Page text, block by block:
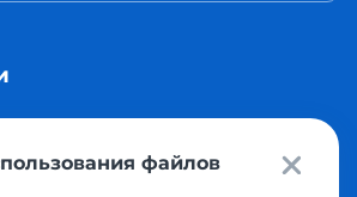
файлов